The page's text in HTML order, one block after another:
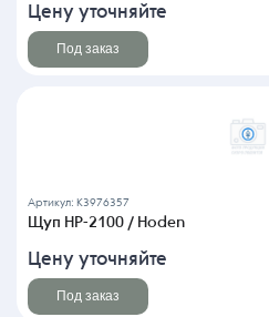
Цену уточняйте
Под заказ
Артикул: K3976357
Щуп HP-2100 / Hoden
Цену уточняйте
Под заказ